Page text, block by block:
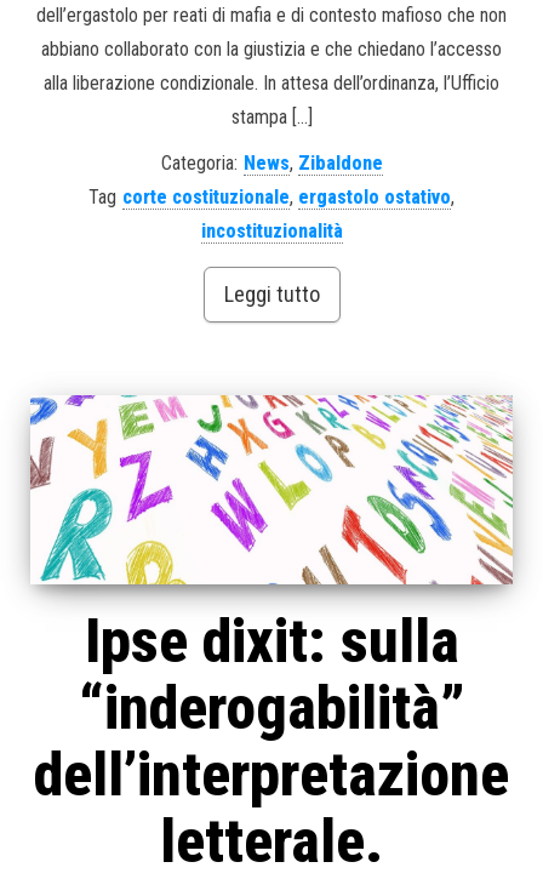
dell’ergastolo per reati di mafia e di contesto mafioso che non
abbiano collaborato con la giustizia e che chiedano l’accesso
alla liberazione condizionale. In attesa dell’ordinanza, l’Ufficio
stampa […]
Categoria: News, Zibaldone
Tag corte costituzionale, ergastolo ostativo,
incostituzionalità
Leggi tutto
Ipse dixit: sulla
“inderogabilità”
dell’interpretazione
letterale.